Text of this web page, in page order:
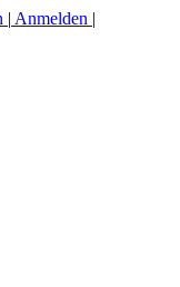
| Anmelden |